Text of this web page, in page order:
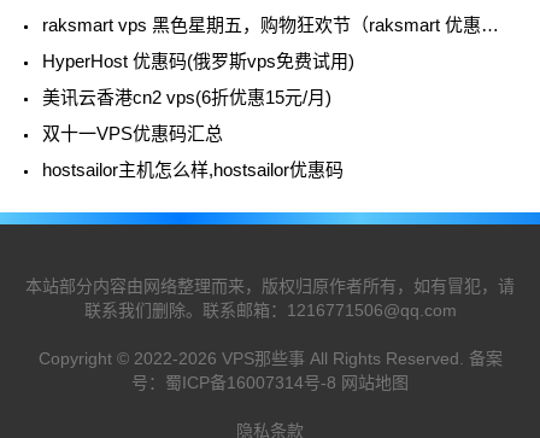
raksmart vps 黑色星期五，购物狂欢节（raksmart 优惠码）
HyperHost 优惠码(俄罗斯vps免费试用)
美讯云香港cn2 vps(6折优惠15元/月)
双十一VPS优惠码汇总
hostsailor主机怎么样,hostsailor优惠码
本站部分内容由网络整理而来，版权归原作者所有，如有冒犯，请
联系我们删除。联系邮箱： 1216771506@qq.com
Copyright © 2022-2026 VPS那些事 All Rights Reserved. 备案
号： 蜀ICP备16007314号-8 网站地图
隐私条款